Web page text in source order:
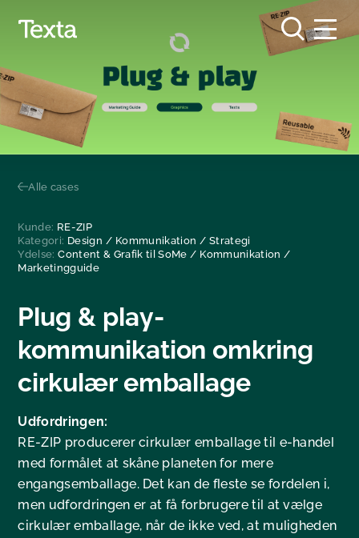
Alle cases
Kunde: RE-ZIP
Kategori: Design / Kommunikation / Strategi
Ydelse: Content & Grafik til SoMe / Kommunikation /
Marketingguide
Plug & play-
kommunikation omkring
cirkulær emballage
Udfordringen:
RE-ZIP producerer cirkulær emballage til e-handel
med formålet at skåne planeten for mere
engangsemballage. Det kan de fleste se fordelen i,
men udfordringen er at få forbrugere til at vælge
cirkulær emballage, når de ikke ved, at muligheden